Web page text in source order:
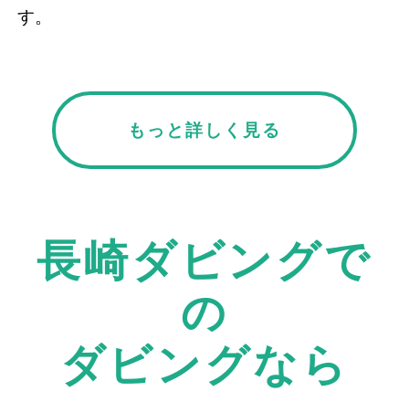
す。
もっと詳しく見る
長崎ダビングで
の
ダビングなら